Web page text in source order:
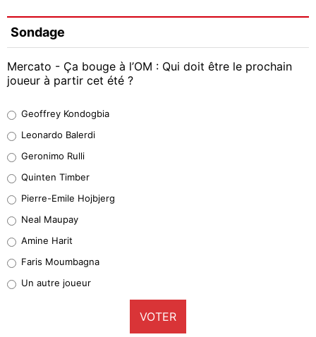
Sondage
Mercato - Ça bouge à l’OM : Qui doit être le prochain
joueur à partir cet été ?
38%
32%
5%
1%
9%
Geoffrey Kondogbia
Leonardo Balerdi
Geronimo Rulli
Quinten Timber
Pierre-Emile Hojbjerg
Neal Maupay
Amine Harit
Faris Moumbagna
Un autre joueur
VOTER